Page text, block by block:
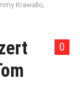
Krawallo,
0